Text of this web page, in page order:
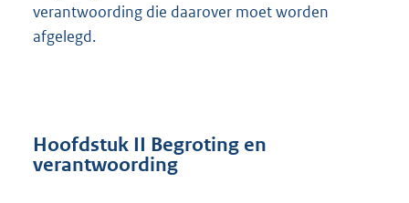
verantwoording die daarover moet worden
afgelegd.
Hoofdstuk II Begroting en
verantwoording